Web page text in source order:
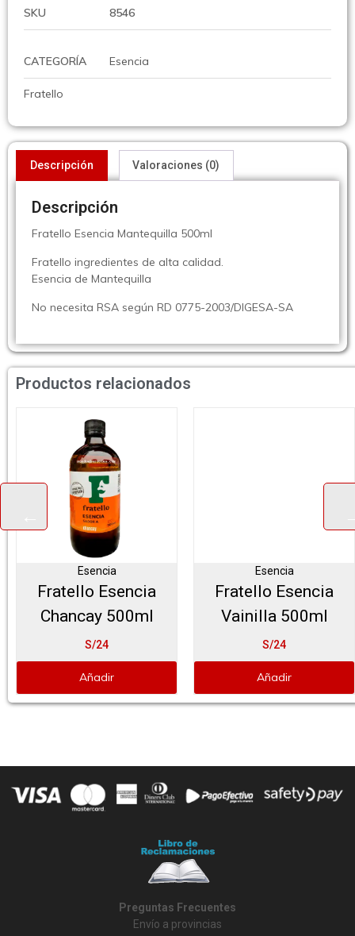
SKU 8546
CATEGORÍA Esencia
Fratello
Descripción Valoraciones (0)
Descripción
Fratello Esencia Mantequilla 500ml
Fratello ingredientes de alta calidad.
Esencia de Mantequilla
No necesita RSA según RD 0775-2003/DIGESA-SA
Productos relacionados
Esencia
Fratello Esencia
Chancay 500ml
S/24
Añadir
Esencia
Fratello Esencia
Vainilla 500ml
S/24
Añadir
Preguntas Frecuentes
Envío a provincias